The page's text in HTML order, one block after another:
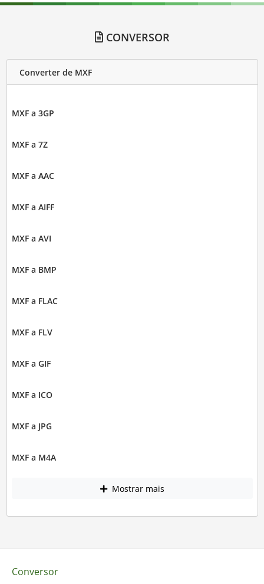
CONVERSOR
Converter de MXF
MXF a 3GP
MXF a 7Z
MXF a AAC
MXF a AIFF
MXF a AVI
MXF a BMP
MXF a FLAC
MXF a FLV
MXF a GIF
MXF a ICO
MXF a JPG
MXF a M4A
Mostrar mais
Conversor